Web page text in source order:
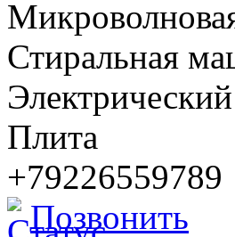
Стиральная
Плита
+79226559789
Позвонить